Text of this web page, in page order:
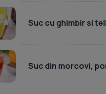
Suc cu ghimbir si
Suc din morcovi,